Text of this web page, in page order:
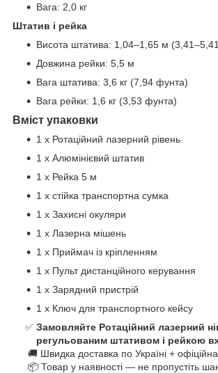
Вага:​ 2,0 кг
Штатив і рейка
Висота штатива:​ 1,04–1,65 м
Довжина рейки:​ 5,5 м
Вага штатива:​ 3,6 кг (7,94 фунта)
Вага рейки:​ 1,6 кг (3,53 фунта)
Вміст упаковки
1 x Ротаційний лазерний рівень
1 x Алюмінієвий штатив
1 x Рейка 5 м
1 x стійка транспортна сумка
1 x Захисні окуляри
1 x Лазерна мішень
1 x Приймач із кріпленням
1 x Пульт дистанційного керування
1 x Зарядний пристрій
1 x Ключ для транспортного кейсу
✅ Замовляйте Ротаційний лазерний
регульованим штативом і рейкою
🚚 Швидка доставка по Україні + офіційна
📦 Товар у наявності —​ не пропустіть